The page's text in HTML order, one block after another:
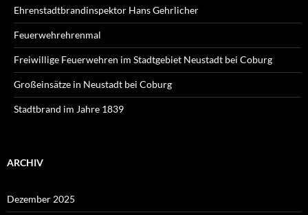
Ehrenstadtbrandinspektor Hans Gehrlicher
Feuerwehrehrenmal
Freiwillige Feuerwehren im Stadtgebiet Neustadt bei Coburg
Großeinsätze in Neustadt bei Coburg
Stadtbrand im Jahre 1839
ARCHIV
Dezember 2025